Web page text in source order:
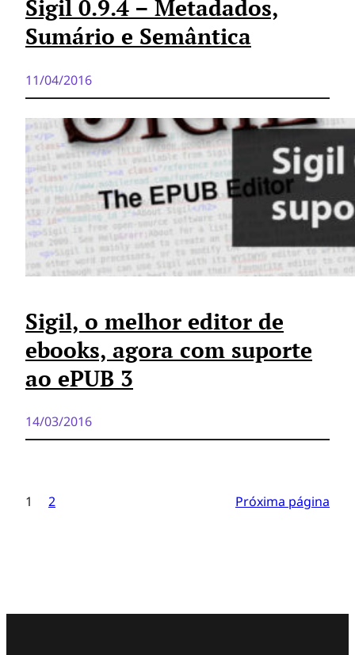
Sigil 0.9.4 – Metadados,
Sumário e Semântica
11/04/2016
Sigil, o melhor editor de
ebooks, agora com suporte
ao ePUB 3
14/03/2016
1 2 Próxima página